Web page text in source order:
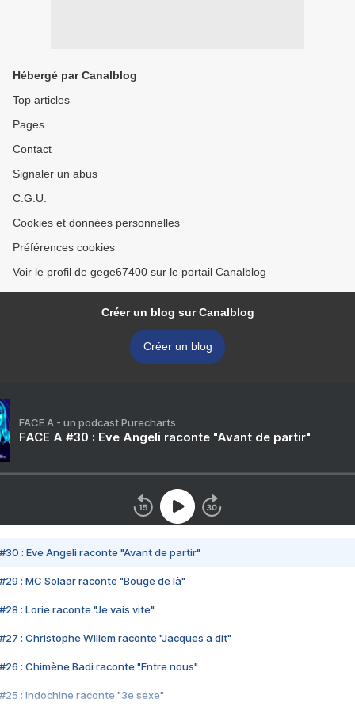
Hébergé par Canalblog
Top articles
Pages
Contact
Signaler un abus
C.G.U.
Cookies et données personnelles
Préférences cookies
Voir le profil de gege67400 sur le portail Canalblog
Créer un blog sur Canalblog
Créer un blog
FACE A - un podcast Purecharts
FACE A #30 : Eve Angeli raconte "Avant de partir"
#30 : Eve Angeli raconte "Avant de partir"
#29 : MC Solaar raconte "Bouge de là"
#28 : Lorie raconte "Je vais vite"
#27 : Christophe Willem raconte "Jacques a dit"
#26 : Chimène Badi raconte "Entre nous"
#25 : Indochine raconte "3e sexe"